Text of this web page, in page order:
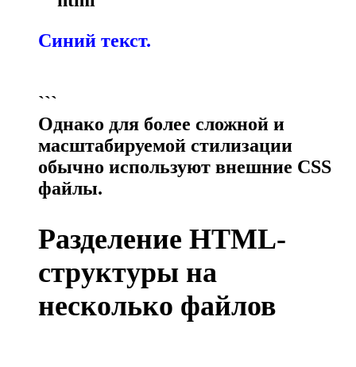
Синий текст.
```
Однако для более сложной и
масштабируемой стилизации
обычно используют внешние CSS
файлы.
Разделение HTML-
структуры на
несколько файлов